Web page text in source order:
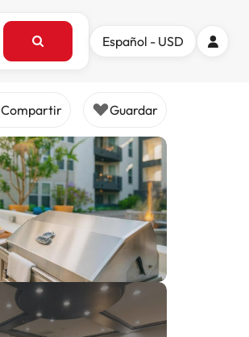
Español - USD
Compartir Guardar